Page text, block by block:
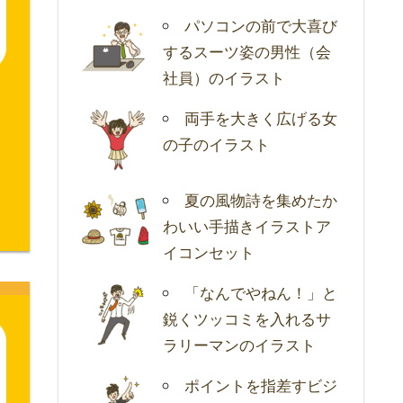
パソコンの前で大喜び
するスーツ姿の男性（会
社員）のイラスト
両手を大きく広げる女
の子のイラスト
夏の風物詩を集めたか
わいい手描きイラストア
イコンセット
「なんでやねん！」と
鋭くツッコミを入れるサ
ラリーマンのイラスト
ポイントを指差すビジ